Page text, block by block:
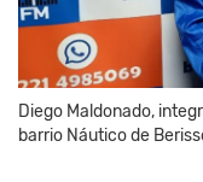
Diego Maldonado,
barrio Náutico de